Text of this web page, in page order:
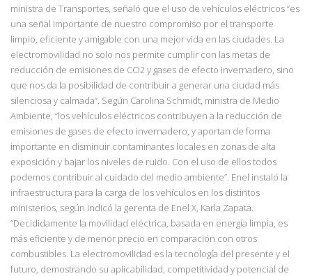
ministra de Transportes, señaló que el uso de vehículos eléctricos“es
una señal importante de nuestro compromiso por el transporte
limpio, eficiente yamigable con una mejor vida en las ciudades. La
electromovilidad no solo nos permite cumplir con las metas de
reducción de emisiones de CO2 y gases de efecto invernadero, sino
que nos da la posibilidad de contribuir a generar una ciudad más
silenciosa y calmada”. Según Carolina Schmidt, ministra de Medio
Ambiente, “los vehículos eléctricos contribuyen a la reducción de
emisiones de gases de efecto invernadero, y aportan de forma
importante en disminuir contaminantes locales en zonas de alta
exposición y bajar los niveles de ruido. Con el uso de ellos todos
podemos contribuir al cuidado del medio ambiente”. Enel instaló la
infraestructura para la carga de los vehículos en los distintos
ministerios, según indicó la gerenta de Enel X, Karla Zapata.
“Decididamente la movilidad eléctrica, basada en energía limpia, es
más eficiente y de menor precio en comparación con otros
combustibles. La electromovilidad es la tecnología del presente y el
futuro, demostrando su aplicabilidad, competitividad y potencial de